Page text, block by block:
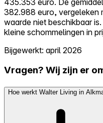
382.988 euro, vergeleken
waarde niet beschikbaar
kleine schommelingen in
Bijgewerkt: april 2026
Vragen? Wij zijn er
Hoe werkt Walter Living in